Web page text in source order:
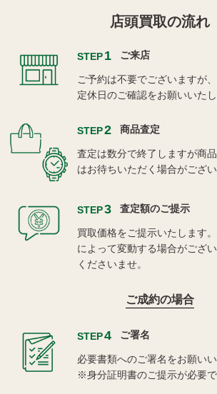
店頭買取の流れ
STEP1 ご来店
ご予約は不要でございますが
定休日のご確認をお願いいたし
STEP2 商品査定
査定は数分で終了しますが商
はお待ちいただく場合がござい
STEP3 査定額のご提示
買取価格をご提示いたします
によって変動する場合がござ
くださいませ。
ご成約の場合
STEP4 ご署名
必要書類へのご署名をお願いい
※身分証明書のご提示が必要で